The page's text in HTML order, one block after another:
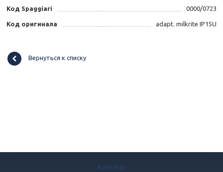
Код Spaggiari 0000/0723
Код оригинала adapt. milkrite IP15U
Вернуться к списку
КАТАЛОГ